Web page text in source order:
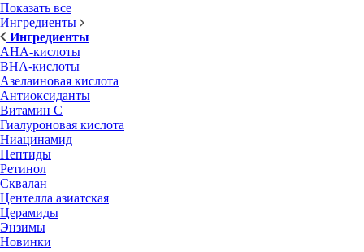
Показать все
Ингредиенты
Ингредиенты
AHA-кислоты
BHA-кислоты
Азелаиновая кислота
Антиоксиданты
Витамин С
Гиалуроновая кислота
Ниацинамид
Пептиды
Ретинол
Сквалан
Центелла азиатская
Церамиды
Энзимы
Новинки